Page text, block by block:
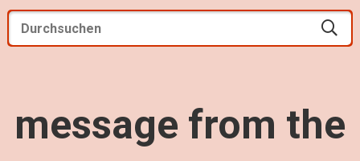
message from the